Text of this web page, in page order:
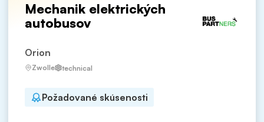
Mechanik elektrických
autobusov
Orion
Zwolle technical
Požadované skúsenosti